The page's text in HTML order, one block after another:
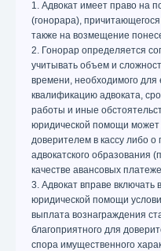
1. Адвокат имеет право на
(гонорара),
также на возмещение
2. Гонорар определяется
учитывать объем и
времени, необходимого
квалификацию адвоката,
работы и иные
юридической помощи может
доверителем в кассу либо
адвокатского образования
качестве авансовых
3. Адвокат вправе включать
юридической помощи
выплата вознаграждения
благоприятного для
спора имущественного